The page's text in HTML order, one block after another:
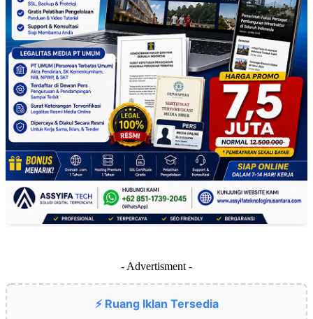
- Advertisment -
⚡ Ruang Iklan Tersedia